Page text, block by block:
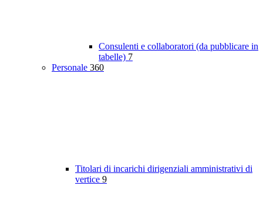
Consulenti e collaboratori (da pubblicare in
tabelle) 7
Personale 360
Titolari di incarichi dirigenziali amministrativi di
vertice 9